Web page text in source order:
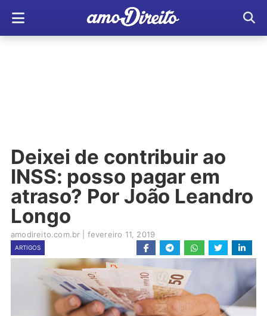
Deixei de contribuir ao
INSS: posso pagar em
atraso? Por João Leandro
Longo
amodireito.com.br fevereiro 11, 2019
ARTIGOS